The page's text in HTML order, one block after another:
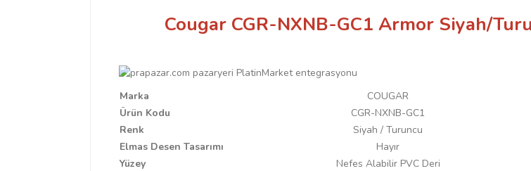
Cougar CGR-NXNB-GC1 Armor Siyah/
Marka
COUGAR
Ürün Kodu
CGR-NXNB-GC1
Renk
Siyah / Turuncu
Elmas Desen Tasarımı
Hayır
Yüzey
Nefes Alabilir PVC Deri